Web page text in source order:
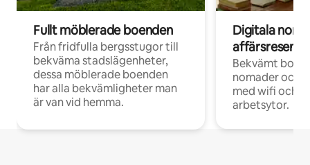
Fullt möblerade boenden
Från fridfulla bergsstugor till
bekväma stadslägenheter,
dessa möblerade boenden
har alla bekvämligheter man
är van vid hemma.
Digitala
Bekvämt
nomader och
med wifi och
arbetsytor.